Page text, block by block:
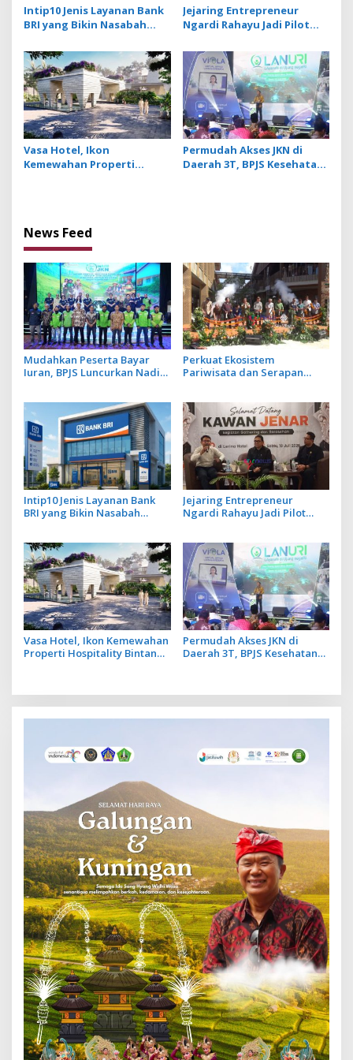
Intip10 Jenis Layanan Bank
BRI yang Bikin Nasabah
Jejaring Entrepreneur
Ngardi Rahayu Jadi Pilot
Nusa Dua
Vasa Hotel, Ikon
Kemewahan Properti
Permudah Akses JKN di
Daerah 3T, BPJS Kesehatan
News Feed
Mudahkan Peserta Bayar
Iuran, BPJS Luncurkan Nadi
Perkuat Ekosistem
Pariwisata dan Serapan
KEK Kura Kura
Intip10 Jenis Layanan Bank
BRI yang Bikin Nasabah
Jejaring Entrepreneur
Ngardi Rahayu Jadi Pilot
Vasa Hotel, Ikon Kemewahan
Properti Hospitality Bintang
Permudah Akses JKN di
Daerah 3T, BPJS Kesehatan